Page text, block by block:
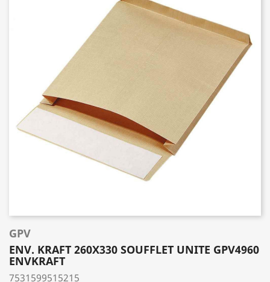
GPV
ENV. KRAFT 260X330 SOUFFLET UNITE GPV4960
ENVKRAFT
7531599515215